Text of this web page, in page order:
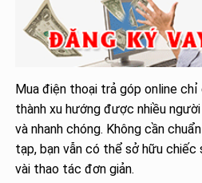
Mua điện thoại trả góp online
thành xu hướng được nhiều
và nhanh chóng. Không cần
tạp, bạn vẫn có thể sở hữu
vài thao tác đơn giản.